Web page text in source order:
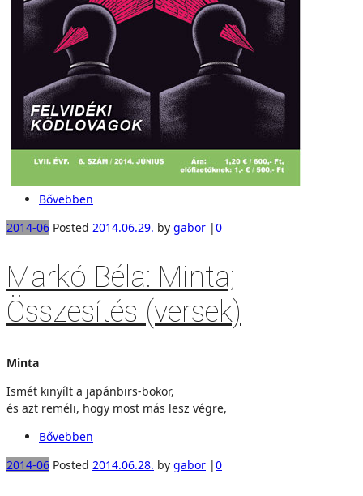
Bővebben
2014-06 Posted 2014.06.29. by gabor |0
Markó Béla: Minta;
Összesítés (versek)
Minta
Ismét kinyílt a japánbirs-bokor,
és azt reméli, hogy most más lesz végre,
Bővebben
2014-06 Posted 2014.06.28. by gabor |0